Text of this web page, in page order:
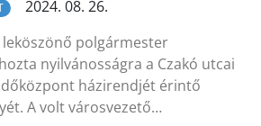
2024. 08. 26.
leköszönő polgármester
nyilvánosságra a Czakó utcai
házirendjét érintő
A volt városvezető…